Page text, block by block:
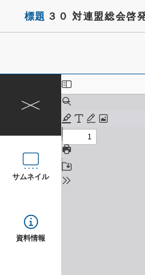
標題 ３０ 対連盟総会啓
サムネイル
資料情報